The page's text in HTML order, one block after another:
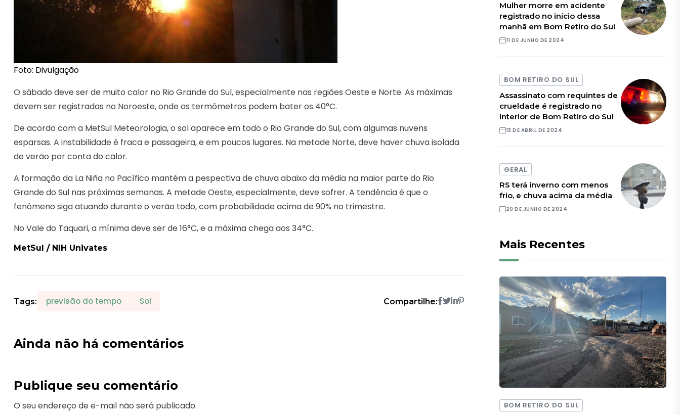
Foto: Divulgação
O sábado deve ser de muito calor no Rio Grande do Sul, especialmente nas regiões Oeste e Norte. As máximas
devem ser registradas no Noroeste, onde os termômetros podem bater os 40°C.
De acordo com a MetSul Meteorologia, o sol aparece em todo o Rio Grande do Sul, com algumas nuvens
esparsas. A instabilidade é fraca e passageira, e em poucos lugares. Na metade Norte, deve haver chuva isolada
de verão por conta do calor.
A formação da La Niña no Pacífico mantém a pespectiva de chuva abaixo da média na maior parte do Rio
Grande do Sul nas próximas semanas. A metade Oeste, especialmente, deve sofrer. A tendência é que o
fenômeno siga atuando durante o verão todo, com probabilidade acima de 90% no trimestre.
No Vale do Taquari, a mínima deve ser de 16°C, e a máxima chega aos 34°C.
MetSul / NIH Univates
Tags: previsão do tempo Sol Compartilhe:
Ainda não há comentários
Publique seu comentário
O seu endereço de e-mail não será publicado.
Mulher morre em acidente
registrado no início dessa
manhã em Bom Retiro do Sul
11 DE JUNHO DE 2024
BOM RETIRO DO SUL
Assassinato com requintes de
crueldade é registrado no
interior de Bom Retiro do Sul
13 DE ABRIL DE 2024
GERAL
RS terá inverno com menos
frio, e chuva acima da média
20 DE JUNHO DE 2024
Mais Recentes
BOM RETIRO DO SUL